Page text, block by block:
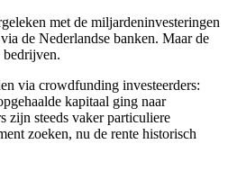
met de miljardeninvesteringen
de Nederlandse banken. Maar de
bedrijven.
via crowdfunding investeerders:
kapitaal ging naar
zijn steeds vaker particuliere
zoeken, nu de rente historisch